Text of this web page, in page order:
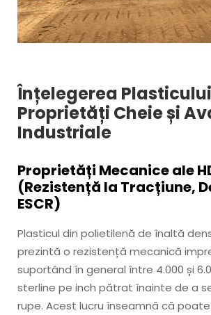
Înțelegerea Plasticului
Proprietăți Cheie și
Industriale
Proprietăți Mecanice ale
(Rezistență la Tracțiune,
ESCR)
Plasticul din polietilenă de înaltă
prezintă o rezistență mecanică
suportând în general între 4.000 și
sterline pe inch pătrat înainte de a
rupe. Acest lucru înseamnă că